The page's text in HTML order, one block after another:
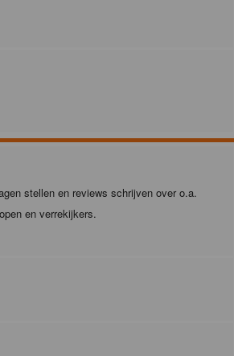
stellen en reviews schrijven over o.a.
en verrekijkers.